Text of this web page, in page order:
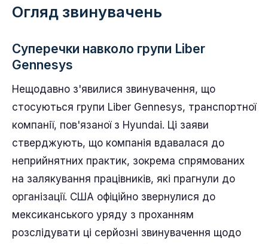
Огляд звинувачень
Суперечки навколо групи Liber
Gennesys
Нещодавно з'явилися звинувачення, що
стосуються групи Liber Gennesys, транспортної
компанії, пов'язаної з Hyundai. Ці заяви
стверджують, що компанія вдавалася до
неприйнятних практик, зокрема спрямованих
на залякування працівників, які прагнули до
організації. США офіційно звернулися до
мексиканського уряду з проханням
розслідувати ці серйозні звинувачення щодо